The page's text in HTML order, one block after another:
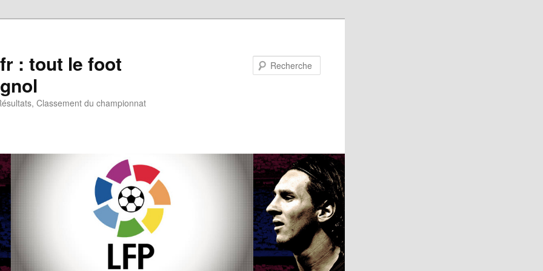
: tout le foot
Classement du championnat